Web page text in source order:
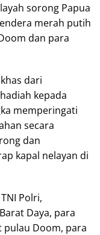
sorong Papua
merah putih
dan para
dari
kepada
memperingati
secara
dan
kapal nelayan di
Polri,
Daya, para
pulau Doom, para